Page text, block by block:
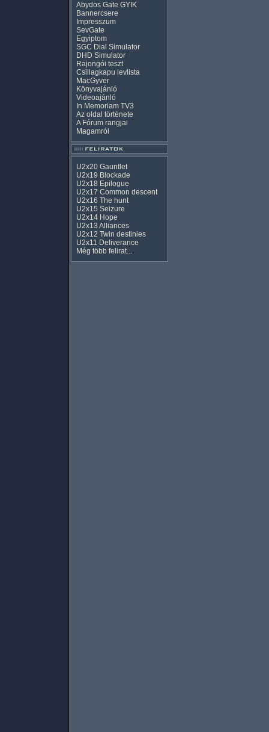
Abydos Gate GYIK
Bannercsere
Impresszum
SevGate
Egyiptom
SGC Dial Simulator
DHD Simulator
Rajongói teszt
Csillagkapu levlista
MacGyver
Könyvajánló
Videoajánló
In Memoriam TV3
Az oldal története
A Fórum rangjai
Magamról
U2x20 Gauntlet
U2x19 Blockade
U2x18 Epilogue
U2x17 Common descent
U2x16 The hunt
U2x15 Seizure
U2x14 Hope
U2x13 Alliances
U2x12 Twin destinies
U2x11 Deliverance
Még több felirat...